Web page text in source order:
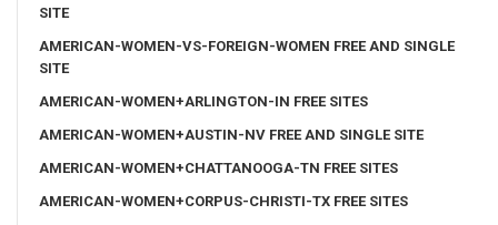
SITE
AMERICAN-WOMEN-VS-FOREIGN-WOMEN FREE AND SINGLE
SITE
AMERICAN-WOMEN+ARLINGTON-IN FREE SITES
AMERICAN-WOMEN+AUSTIN-NV FREE AND SINGLE SITE
AMERICAN-WOMEN+CHATTANOOGA-TN FREE SITES
AMERICAN-WOMEN+CORPUS-CHRISTI-TX FREE SITES